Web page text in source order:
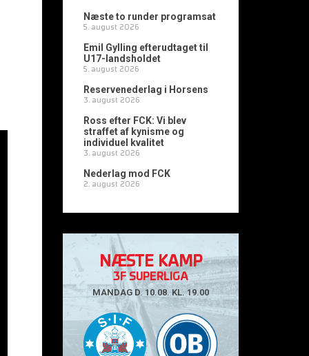
Næste to runder programsat
5. august 2026
Emil Gylling efterudtaget til
U17-landsholdet
5. august 2026
Reservenederlag i Horsens
3. august 2026
Ross efter FCK: Vi blev
straffet af kynisme og
individuel kvalitet
3. august 2026
Nederlag mod FCK
2. august 2026
NÆSTE KAMP
3F SUPERLIGA
MANDAG D. 10.08. KL. 19.00